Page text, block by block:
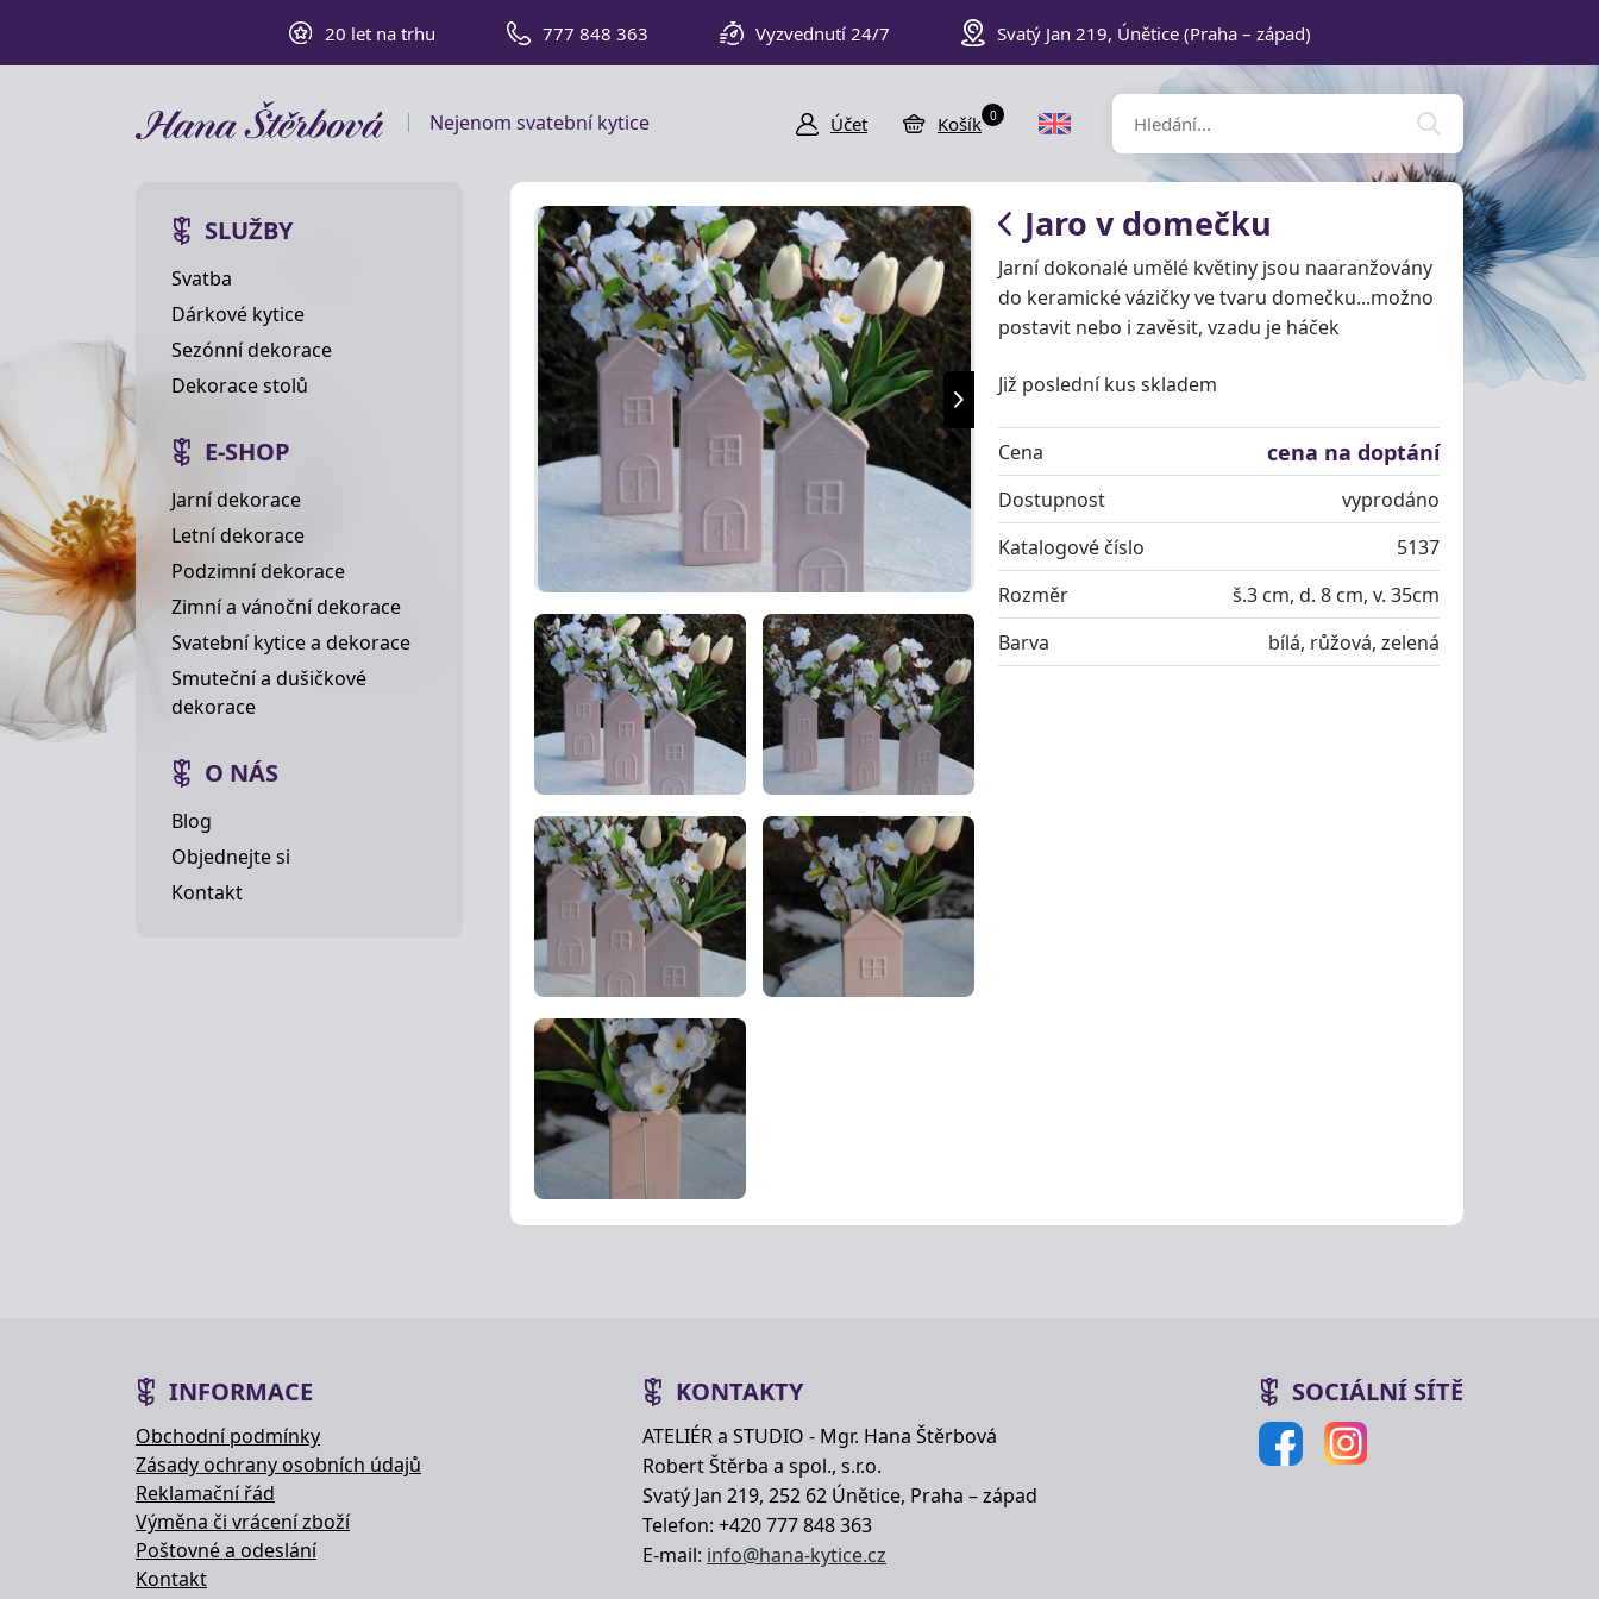
20 let na trhu 777 848 363 Vyzvednutí 24/7 Svatý Jan 219, Únětice (Praha – západ)
Nejenom svatební kytice Účet Košík 0
SLUŽBY
Svatba
Dárkové kytice
Sezónní dekorace
Dekorace stolů
E-SHOP
Jarní dekorace
Letní dekorace
Podzimní dekorace
Zimní a vánoční dekorace
Svatební kytice a dekorace
Smuteční a dušičkové
dekorace
O NÁS
Blog
Objednejte si
Kontakt
Jaro v domečku
Jarní dokonalé umělé květiny jsou naaranžovány
do keramické vázičky ve tvaru domečku...možno
postavit nebo i zavěsit, vzadu je háček
Již poslední kus skladem
Cena cena na doptání
Dostupnost
vyprodáno
Katalogové číslo
5137
Rozměr
š.3 cm, d. 8 cm, v. 35cm
Barva
bílá, růžová, zelená
INFORMACE
Obchodní podmínky
Zásady ochrany osobních údajů
Reklamační řád
Výměna či vrácení zboží
Poštovné a odeslání
Kontakt
KONTAKTY
ATELIÉR a STUDIO - Mgr. Hana Štěrbová
Robert Štěrba a spol., s.r.o.
Svatý Jan 219, 252 62 Únětice, Praha – západ
Telefon: +420 777 848 363
E-mail: info@hana-kytice.cz
SOCIÁLNÍ SÍTĚ